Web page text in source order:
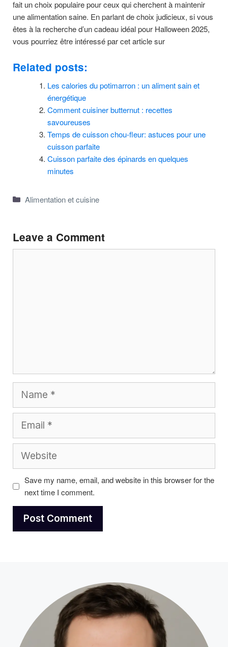
fait un choix populaire pour ceux qui cherchent à maintenir
une alimentation saine. En parlant de choix judicieux, si vous
êtes à la recherche d’un cadeau idéal pour Halloween 2025,
vous pourriez être intéressé par cet article sur
Related posts:
Les calories du potimarron : un aliment sain et
énergétique
Comment cuisiner butternut : recettes
savoureuses
Temps de cuisson chou-fleur: astuces pour une
cuisson parfaite
Cuisson parfaite des épinards en quelques
minutes
Categories
Alimentation et cuisine
Leave a Comment
Save my name, email, and website in this browser for the
next time I comment.